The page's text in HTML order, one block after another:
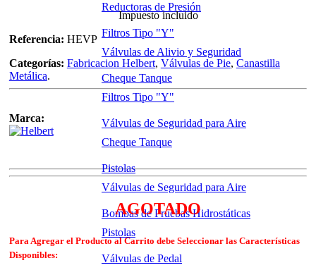
Reductoras de Presión
Válvulas de Alivio y Seguridad
Filtros Tipo "Y"
Cheque Tanque
Válvulas de Seguridad para Aire
Pistolas
Filtros Tipo "Y"
Cheque Tanque
Válvulas de Seguridad para Aire
Pistolas
Bombas de Pruebas Hidrostáticas
Válvulas de Pedal
Impuesto incluido
Referencia: HEVP
Categorías: Fabricacion Helbert, Válvulas de Pie, Canastilla
Metálica.
Marca:
AGOTADO
Para Agregar el Producto al Carrito debe Seleccionar las Características
Disponibles: